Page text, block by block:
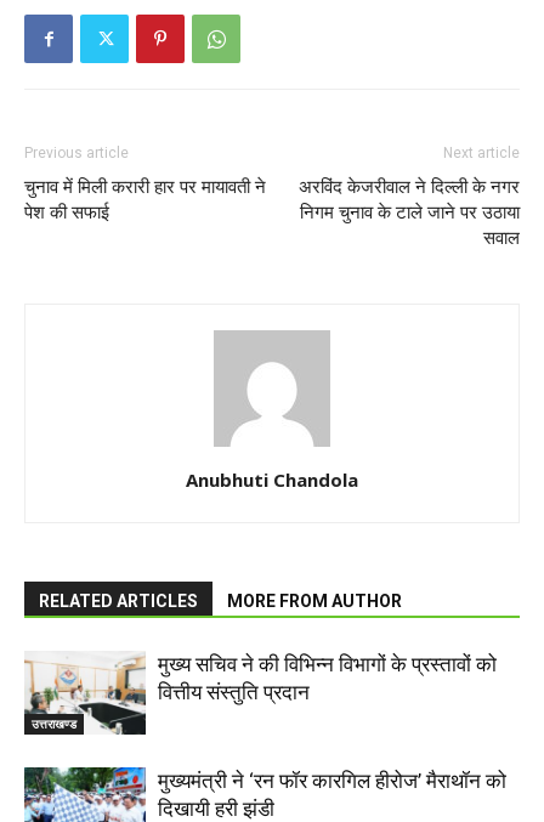
Previous article
चुनाव में मिली करारी हार पर मायावती ने
पेश की सफाई
Next article
अरविंद केजरीवाल ने दिल्ली के नगर
निगम चुनाव के टाले जाने पर उठाया
सवाल
Anubhuti Chandola
RELATED ARTICLES MORE FROM AUTHOR
उत्तराखण्ड
मुख्य सचिव ने की विभिन्न विभागों के प्रस्तावों को
वित्तीय संस्तुति प्रदान
मुख्यमंत्री ने ‘रन फॉर कारगिल हीरोज’ मैराथॉन को
दिखायी हरी झंडी